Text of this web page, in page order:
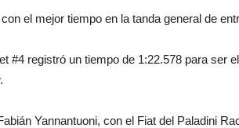
el mejor tiempo en la tanda general de
#4 registró un tiempo de 1:22.578 para ser
Yannantuoni, con el Fiat del Paladini